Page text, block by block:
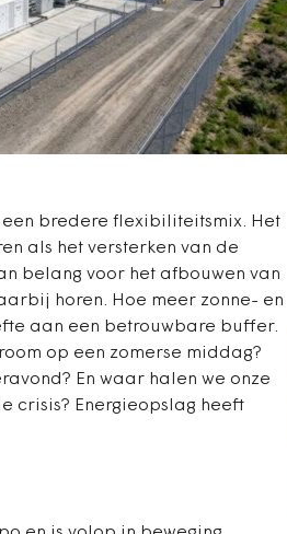
bredere flexibiliteitsmix. Het
als het versterken van de
belang voor het afbouwen van
horen. Hoe meer zonne- en
aan een betrouwbare buffer.
op een zomerse middag?
En waar halen we onze
crisis? Energieopslag heeft